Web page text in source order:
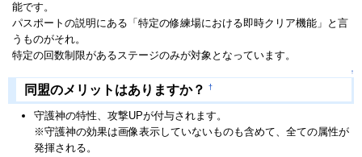
能です。
パスポートの説明にある「特定の修練場における即時クリア機能」と言
うものがそれ。
特定の回数制限があるステージのみが対象となっています。
↑
同盟のメリットはありますか？ †
守護神の特性、攻撃UPが付与されます。
※守護神の効果は画像表示していないものも含めて、全ての属性が
発揮される。